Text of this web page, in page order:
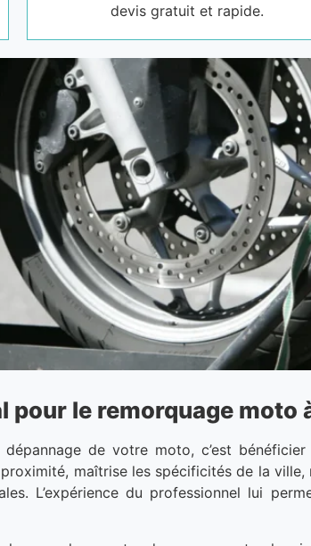
devis gratuit et rapide.
pour le remorquage moto
de votre moto, c’est
maîtrise les spécificités de la
L’expérience du professionnel lui